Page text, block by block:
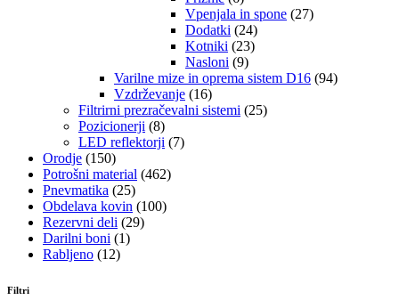
Vpenjala in spone (27)
Dodatki (24)
Kotniki (23)
Nasloni (9)
Varilne mize in oprema sistem D16 (94)
Vzdrževanje (16)
Filtrirni prezračevalni sistemi (25)
Pozicionerji (8)
LED reflektorji (7)
Orodje (150)
Potrošni material (462)
Pnevmatika (25)
Obdelava kovin (100)
Rezervni deli (29)
Darilni boni (1)
Rabljeno (12)
Filtri